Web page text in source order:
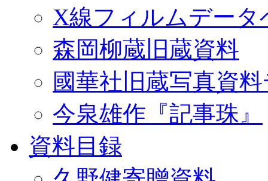
X線フィルムデータ
森岡柳蔵旧蔵資料
國華社旧蔵写真資
今泉雄作『記事珠』
資料目録